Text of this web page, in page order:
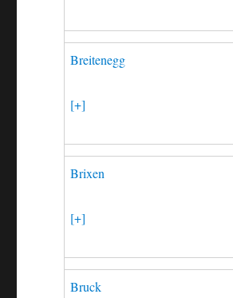
Breitenegg
[+]
Brixen
[+]
Bruck